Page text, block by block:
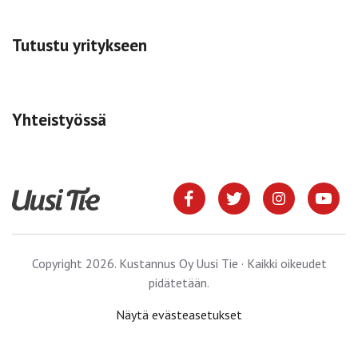
Tutustu yritykseen
Yhteistyössä
Copyright 2026. Kustannus Oy Uusi Tie · Kaikki oikeudet
pidätetään.
Näytä evästeasetukset